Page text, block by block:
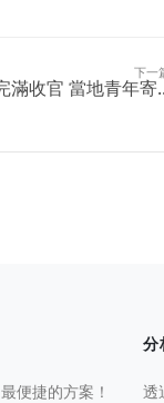
下一
滿收官 當地青年寄
便捷的方案！
分
透